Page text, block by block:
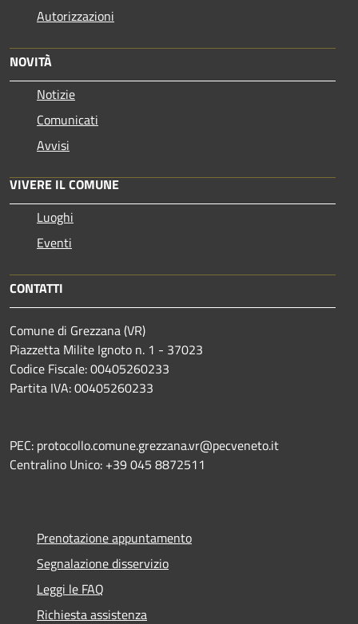
Autorizzazioni
NOVITÀ
Notizie
Comunicati
Avvisi
VIVERE IL COMUNE
Luoghi
Eventi
CONTATTI
Comune di Grezzana (VR)
Piazzetta Milite Ignoto n. 1 - 37023
Codice Fiscale: 00405260233
Partita IVA: 00405260233
PEC: protocollo.comune.grezzana.vr@pecveneto.it
Centralino Unico: +39 045 8872511
Prenotazione appuntamento
Segnalazione disservizio
Leggi le FAQ
Richiesta assistenza